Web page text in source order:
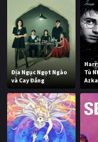
Địa Ngục Ngọt Ngào
và Cay Đắng
Tù